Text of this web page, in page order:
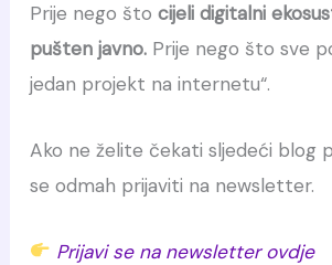
Prije nego što cijeli digitalni
pušten javno.Prije nego što sve
jedan projekt na internetu“.
Ako ne želite čekati sljedeći blog
se odmah prijaviti na newsletter.
Prijavi se na newsletter ovdje